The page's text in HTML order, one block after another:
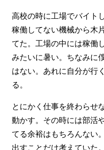
高校の時に工場でバイト
稼働してない機械から木
てた。工場の中には稼働
みたいに暑い。ちなみに
はない。あれに自分が行
る。
とにかく仕事を終わらせ
動かす。その時には部活
てる余裕はもちろんない
出すことだけ考えていた。